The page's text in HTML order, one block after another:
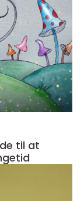
til at